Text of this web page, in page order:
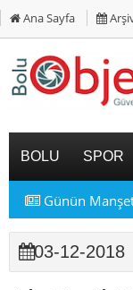
Ana Sayfa
BOLU SPOR
Günün
03-12-2018